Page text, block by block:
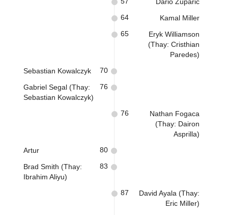
Kamal Miller
64
Eryk Williamson
(Thay: Cristhian
Paredes)
65
Sebastian Kowalczyk 70
Gabriel Segal (Thay:
Sebastian Kowalczyk)
76
Nathan Fogaca
(Thay: Dairon
Asprilla)
76
Artur 80
Brad Smith (Thay:
Ibrahim Aliyu)
83
David Ayala (Thay:
Eric Miller)
87